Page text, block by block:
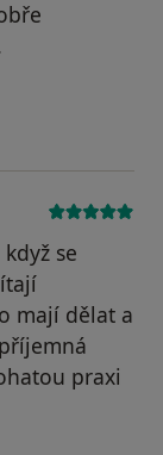
se
mají dělat a
praxi